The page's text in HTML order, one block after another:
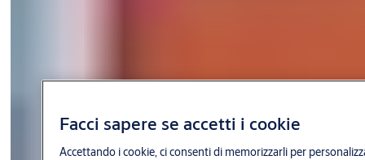
Facci sapere se accetti i cookie
Accettando i cookie, ci consenti di memorizzarli per